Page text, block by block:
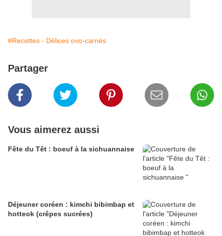
#Recettes - Délices ovo-carnés
Partager
Vous aimerez aussi
Fête du Têt : boeuf à la sichuannaise
Déjeuner coréen : kimchi bibimbap et
hotteok (crêpes sucrées)